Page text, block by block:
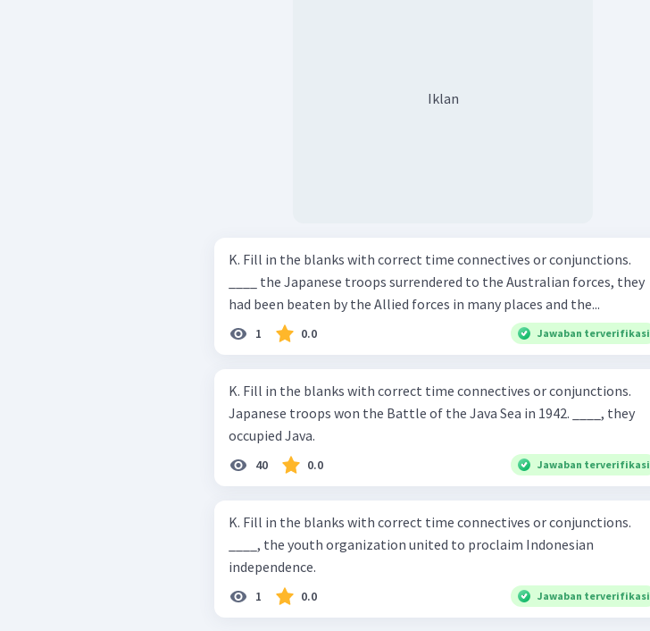
Iklan
K. Fill in the blanks with correct time connectives or conjunctions.
____ the Japanese troops surrendered to the Australian forces, they
had been beaten by the Allied forces in many places and the...
1 0.0 Jawaban terverifikasi
K. Fill in the blanks with correct time connectives or conjunctions.
Japanese troops won the Battle of the Java Sea in 1942. ____, they
occupied Java.
40 0.0 Jawaban terverifikasi
K. Fill in the blanks with correct time connectives or conjunctions.
____, the youth organization united to proclaim Indonesian
independence.
1 0.0 Jawaban terverifikasi